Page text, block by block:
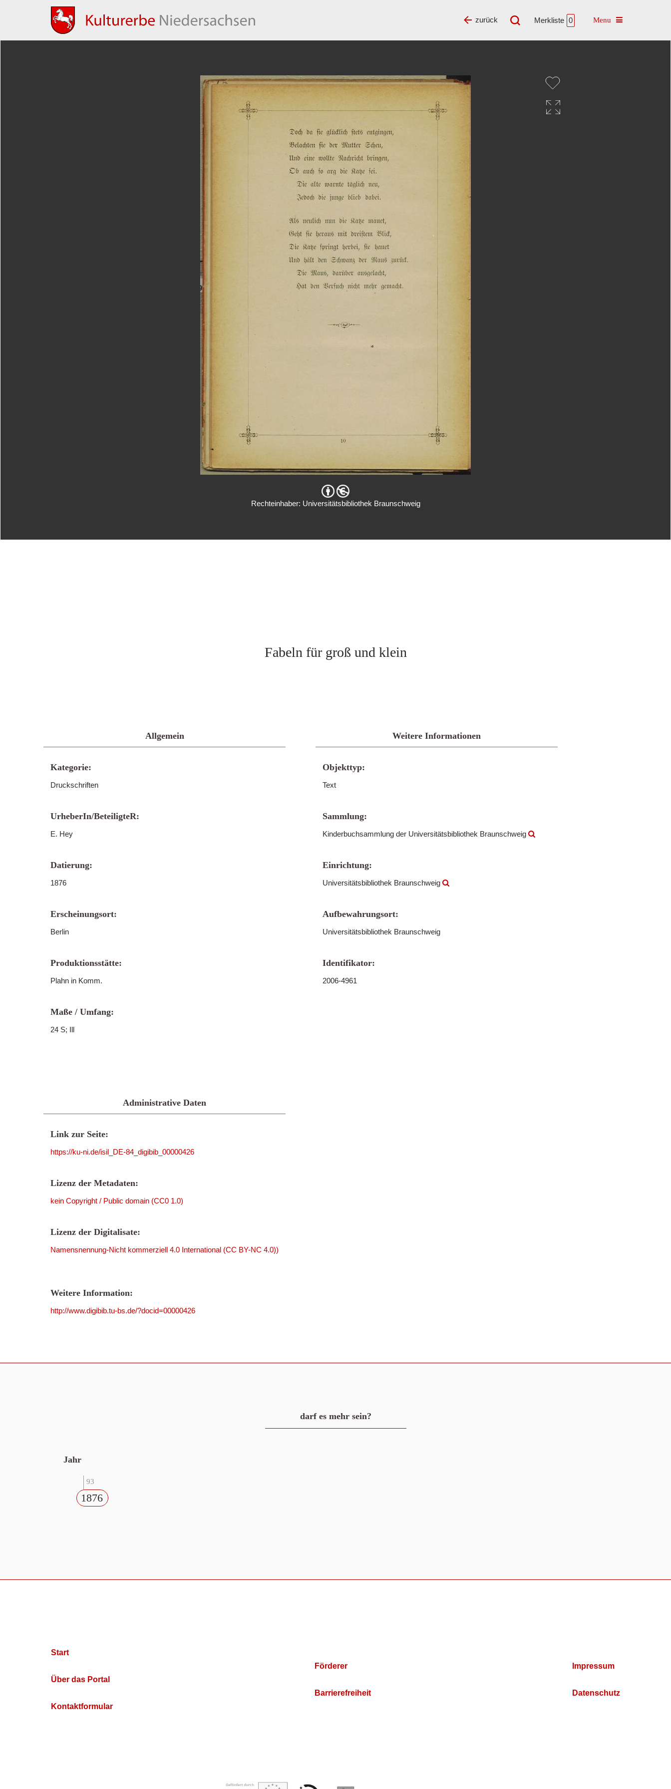
Merkliste 0 Toggle navigation
zurück
Rechteinhaber: Universitätsbibliothek Braunschweig
Fabeln für groß und klein
Allgemein
Kategorie:
Druckschriften
UrheberIn/BeteiligteR:
E. Hey
Datierung:
1876
Erscheinungsort:
Berlin
Produktionsstätte:
Plahn in Komm.
Maße / Umfang:
24 S; Ill
Weitere Informationen
Objekttyp:
Text
Sammlung:
Kinderbuchsammlung der Universitätsbibliothek Braunschweig
Einrichtung:
Universitätsbibliothek Braunschweig
Aufbewahrungsort:
Universitätsbibliothek Braunschweig
Identifikator:
2006-4961
Administrative Daten
Link zur Seite:
https://ku-ni.de/isil_DE-84_digibib_00000426
Lizenz der Metadaten:
kein Copyright / Public domain (CC0 1.0)
Lizenz der Digitalisate:
Namensnennung-Nicht kommerziell 4.0 International (CC BY-NC 4.0))
Weitere Information:
http://www.digibib.tu-bs.de/?docid=00000426
darf es mehr sein?
Jahr
93
1876
Start
Über das Portal
Kontaktformular
Förderer
Barrierefreiheit
Impressum
Datenschutz